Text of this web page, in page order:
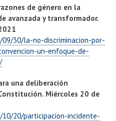
de género en la
avanzada y transformador.
30/la-no-discriminacion-por-
un-enfoque-de-
una deliberación
Miércoles 20 de
20/participacion-incidente-